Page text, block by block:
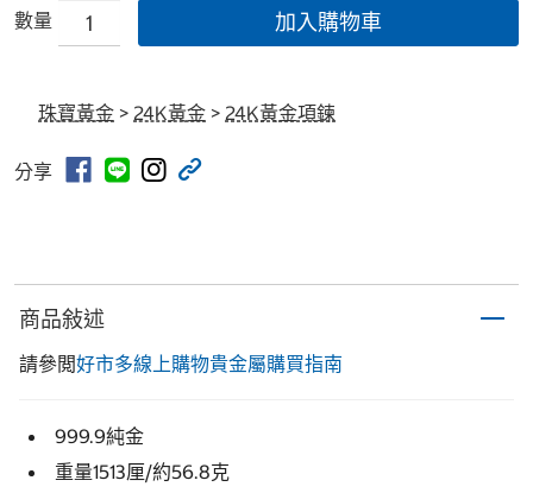
數量 加入購物車
珠寶黃金 > 24K黃金 > 24K黃金項鍊
分享
商品敍述
請參閲好市多線上購物貴金屬購買指南
999.9純金
重量1513厘/約56.8克